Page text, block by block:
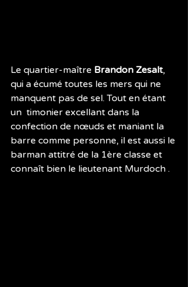
Le quartier-maître Brandon Zesalt,
qui a écumé toutes les mers qui ne
manquent pas de sel. Tout en étant
un  timonier excellant dans la
confection de nœuds et maniant la
barre comme personne, il est aussi le
barman attitré de la 1ère classe et
connaît bien le lieutenant Murdoch .